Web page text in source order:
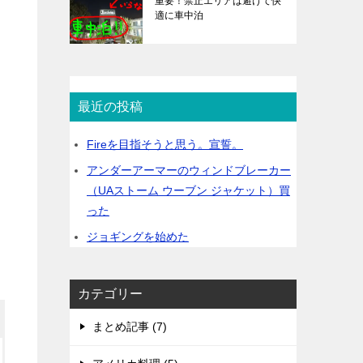
適に車中泊
最近の投稿
Fireを目指そうと思う。宣誓。
アンダーアーマーのウィンドブレーカー
（UAストーム ウーブン ジャケット）買
った
ジョギングを始めた
カテゴリー
まとめ記事 (7)